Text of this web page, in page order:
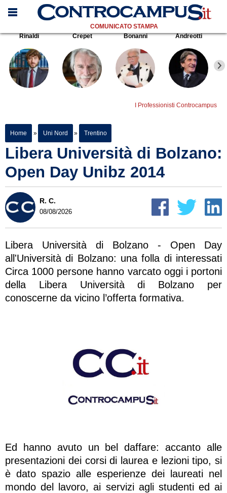
COMUNICATO STAMPA
Rinaldi
Crepet Bonanni Andreotti
I Professionisti Controcampus
Home » Uni Nord » Trentino
Libera Università di Bolzano:
Open Day Unibz 2014
R. C.
08/08/2026
Libera Università di Bolzano - Open Day
all'Università di Bolzano: una folla di interessati
Circa 1000 persone hanno varcato oggi i portoni
della Libera Università di Bolzano per
conoscerne da vicino l’offerta formativa.
Ed hanno avuto un bel daffare: accanto alle
presentazioni dei corsi di laurea e lezioni tipo, si
è dato spazio alle esperienze dei laureati nel
mondo del lavoro, ai servizi agli studenti ed ai